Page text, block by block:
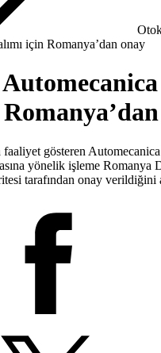
için Romanya’dan onay
gösteren Automecanica
yönelik işleme Romanya
tarafından onay verildiğini